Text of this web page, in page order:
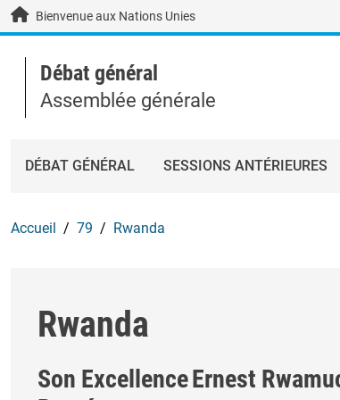
Skip to main content / navigation
Bienvenue aux Nations Unies
Débat général
Assemblée générale
DÉBAT GÉNÉRAL SESSIONS ANTÉRIEURES
Accueil 79 Rwanda
Rwanda
Son ExcellenceErnest